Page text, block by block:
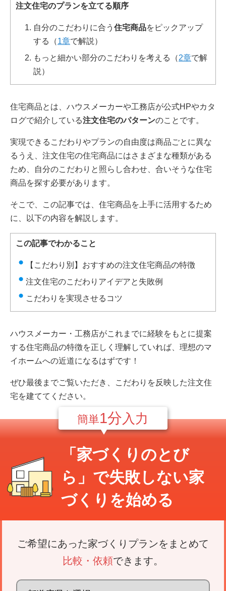
注文住宅のプランを立てる順序
自分のこだわりに合う 住宅商品をピックアップ
する（1章で解説）
もっと細かい部分のこだわりを考える（2章で解
説）
住宅商品とは、ハウスメーカーや工務店が公式HPやカタ
ログで紹介している注文住宅のパターンのことです。
実現できるこだわりやプランの自由度は商品ごとに異な
るうえ、注文住宅の住宅商品にはさまざまな種類がある
ため、自分のこだわりと照らし合わせ、合いそうな住宅
商品を探す必要があります。
そこで、この記事では、住宅商品を上手に活用するため
に、以下の内容を解説します。
この記事でわかること
【こだわり別】おすすめの注文住宅商品の特徴
注文住宅のこだわりアイデアと失敗例
こだわりを実現させるコツ
ハウスメーカー・工務店がこれまでに経験をもとに提案
する住宅商品の特徴を正しく理解していれば、理想のマ
イホームへの近道になるはずです！
ぜひ最後までご覧いただき、こだわりを反映した注文住
宅を建ててください。
簡単1分 入力
「家づくりのとび
ら」で失敗しない家
づくり を始める
ご希望にあった家づくりプランをまとめて
比較・依頼できます。